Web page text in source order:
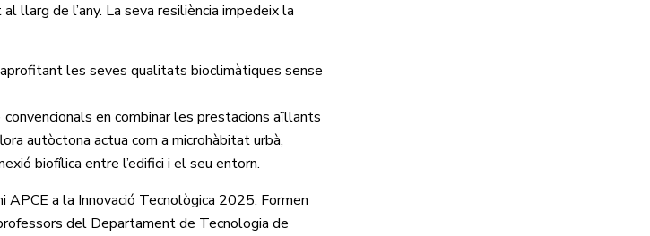
llarg de l’any. La seva resiliència impedeix la
les seves qualitats bioclimàtiques sense
en combinar les prestacions aïllants
autòctona actua com a microhàbitat urbà,
biofílica entre l’edifici i el seu entorn.
a la Innovació Tecnològica 2025. Formen
del Departament de Tecnologia de